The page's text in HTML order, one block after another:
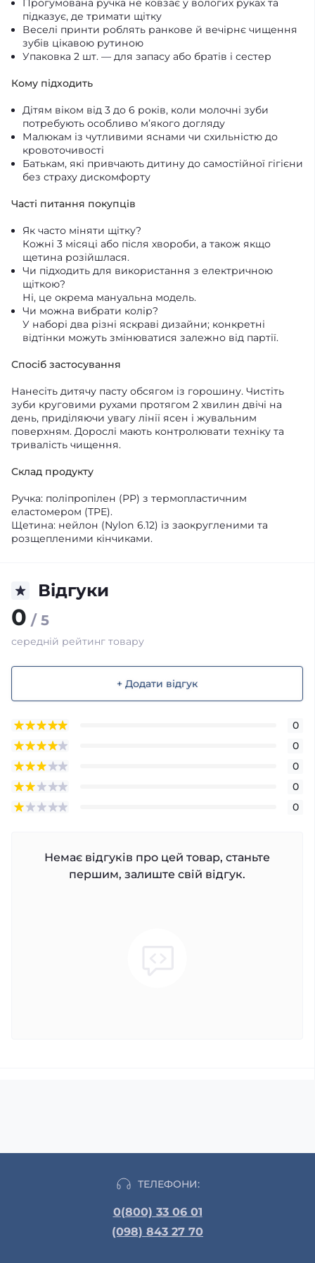
Прогумована ручка не ковзає у вологих руках та
підказує, де тримати щітку
Веселі принти роблять ранкове й вечірнє чищення
зубів цікавою рутиною
Упаковка 2 шт. — для запасу або братів і сестер
Кому підходить
Дітям віком від 3 до 6 років, коли молочні зуби
потребують особливо м’якого догляду
Малюкам із чутливими яснами чи схильністю до
кровоточивості
Батькам, які привчають дитину до самостійної гігієни
без страху дискомфорту
Часті питання покупців
Як часто міняти щітку?
Кожні 3 місяці або після хвороби, а також якщо
щетина розійшлася.
Чи підходить для використання з електричною
щіткою?
Ні, це окрема мануальна модель.
Чи можна вибрати колір?
У наборі два різні яскраві дизайни; конкретні
відтінки можуть змінюватися залежно від партії.
Спосіб застосування
Нанесіть дитячу пасту обсягом із горошину. Чистіть
зуби круговими рухами протягом 2 хвилин двічі на
день, приділяючи увагу лінії ясен і жувальним
поверхням. Дорослі мають контролювати техніку та
тривалість чищення.
Склад продукту
Ручка: поліпропілен (PP) з термопластичним
еластомером (TPE).
Щетина: нейлон (Nylon 6.12) із заокругленими та
розщепленими кінчиками.
Відгуки
0 / 5
середній рейтинг товару
+ Додати відгук
0
0
0
0
0
Немає відгуків про цей товар, станьте
першим, залиште свій відгук.
ТЕЛЕФОНИ:
0(800) 33 06 01
(098) 843 27 70